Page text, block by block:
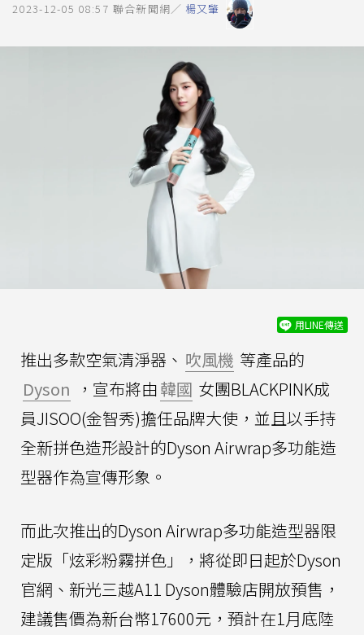
2023-12-05 08:57 聯合新聞網／ 楊又肇
用LINE傳送
推出多款空氣清淨器、 吹風機 等產品的
Dyson ，宣布將由韓國 女團BLACKPINK成
員JISOO(金智秀)擔任品牌大使，並且以手持
全新拼色造形設計的Dyson Airwrap多功能造
型器作為宣傳形象。
而此次推出的Dyson Airwrap多功能造型器限
定版「炫彩粉霧拼色」，將從即日起於Dyson
官網、新光三越A11 Dyson體驗店開放預售，
建議售價為新台幣17600元，預計在1月底陸